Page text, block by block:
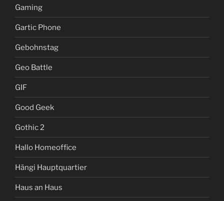
Gaming
Gartic Phone
Gebohnstag
Geo Battle
GIF
Good Geek
Gothic 2
Hallo Homeoffice
Hängi Hauptquartier
Haus an Haus